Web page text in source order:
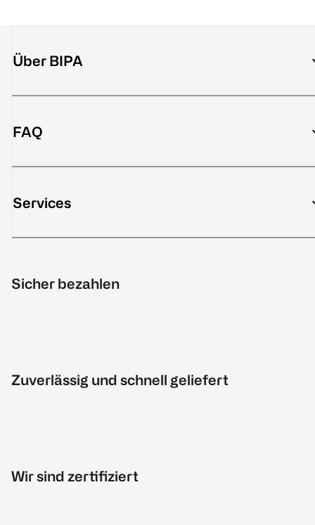
Über BIPA
FAQ
Services
Sicher bezahlen
Zuverlässig und schnell geliefert
Wir sind zertifiziert